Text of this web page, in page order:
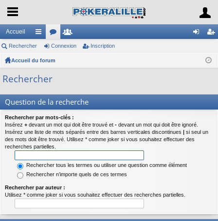
Accueil
ac
co
ur
s
or
u
e
cri
Rechercher Connexion Inscription
Accueil du forum
Rechercher
Question de la recherche
Rechercher par mots-clés :
Insérez + devant un mot qui doit être trouvé et - devant un mot qui doit être ignoré.
Insérez une liste de mots séparés entre des barres verticales discontinues | si seul un
des mots doit être trouvé. Utilisez * comme joker si vous souhaitez effectuer des
recherches partielles.
Rechercher tous les termes ou utiliser une question comme élément
Rechercher n’importe quels de ces termes
Rechercher par auteur :
Utilisez * comme joker si vous souhaitez effectuer des recherches partielles.